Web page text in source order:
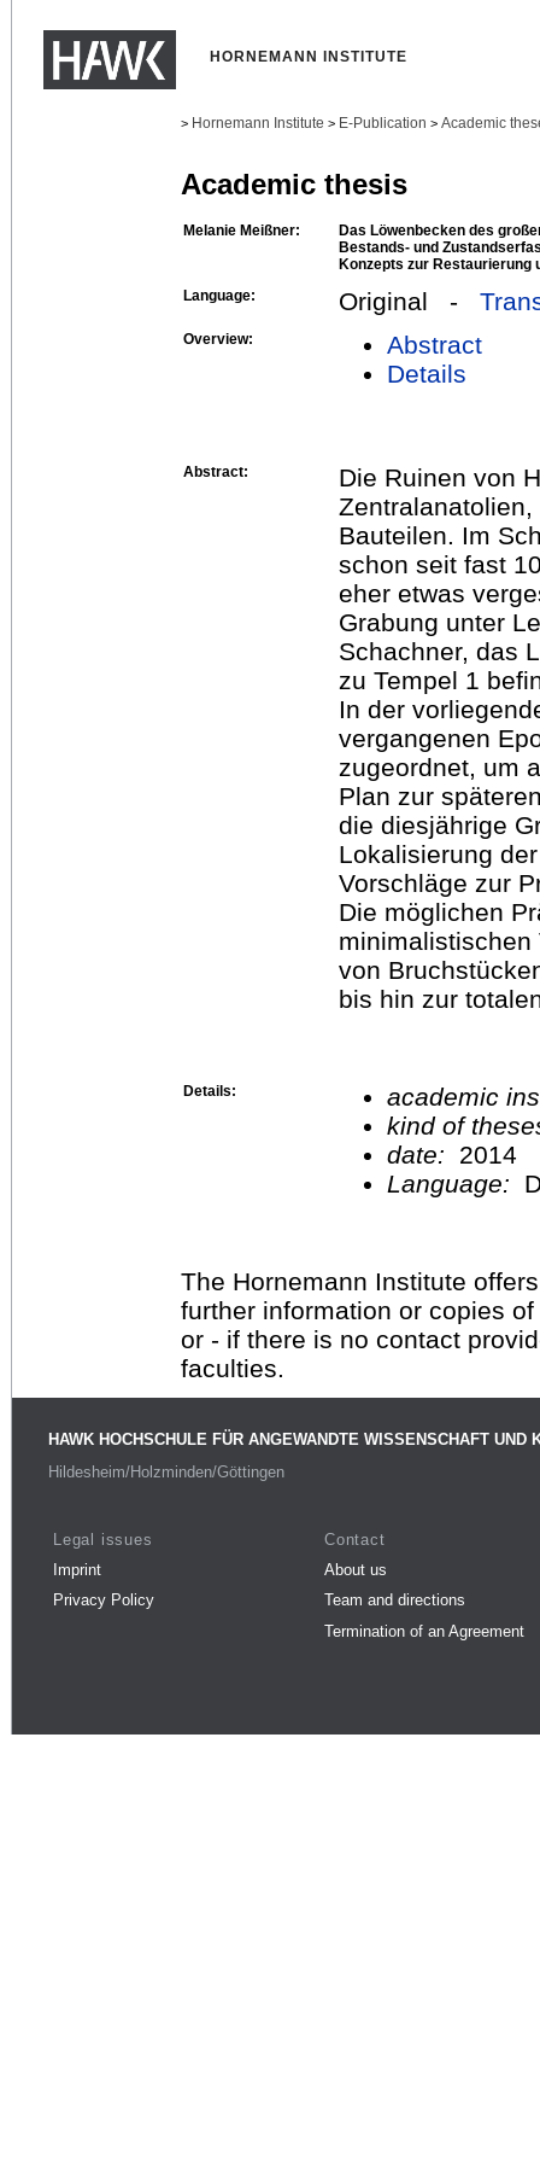
HORNEMANN INSTITUTE
> Hornemann Institute > E-Publication > Academic
Academic thesis
Melanie Meißner:
Das Löwenbecken des
Bestands- und
Konzepts zur Restaurierung
Language:
Original -
Overview:
Abstract
Details
Abstract:
Die Ruinen von
Bauteilen. Im
schon seit fast
eher etwas
Grabung unter
Schachner, das
zu Tempel 1
In der
vergangenen
zugeordnet, um
Plan zur
die diesjährige
Lokalisierung
Vorschläge zur
Die möglichen
minimalistischen
von
bis hin zur
Details:
academic
kind of
date:
2014
Language:
The Hornemann Institute
further information or copies
or - if there is no contact
faculties.
HAWK HOCHSCHULE FÜR ANGEWANDTE WISSENSCHAFT UND
Hildesheim/Holzminden/Göttingen
Legal issues
Imprint
Privacy Policy
Contact
About us
Team and directions
Termination of an Agreement